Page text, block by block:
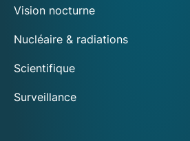
Vision nocturne
Nucléaire & radiations
Scientifique
Surveillance